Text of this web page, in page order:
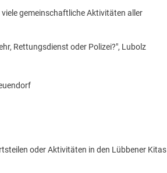
gemeinschaftliche Aktivitäten aller
Rettungsdienst oder Polizei?", Lubolz
oder Aktivitäten in den Lübbener Kitas